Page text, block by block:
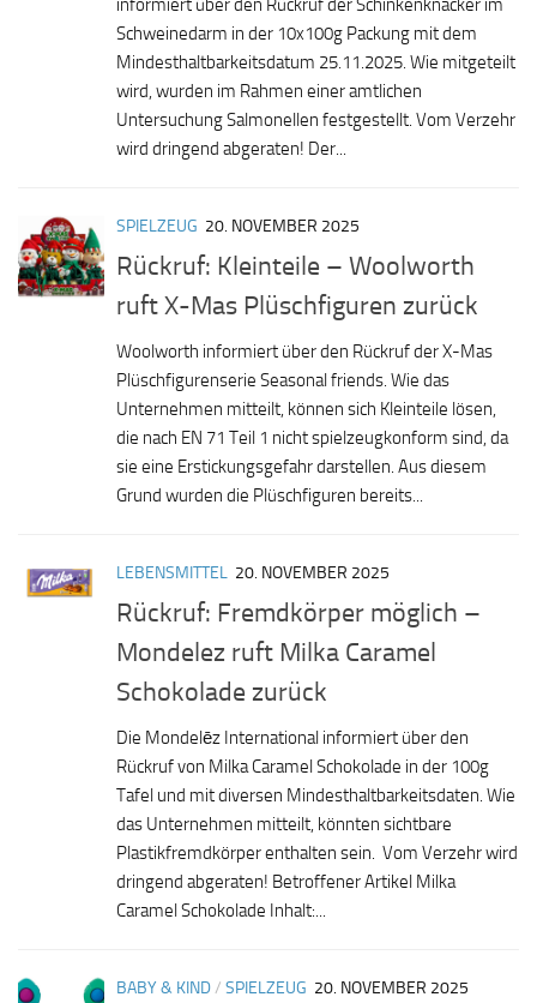
informiert über den Rückruf der Schinkenknacker im
Schweinedarm in der 10x100g Packung mit dem
Mindesthaltbarkeitsdatum 25.11.2025. Wie mitgeteilt
wird, wurden im Rahmen einer amtlichen
Untersuchung Salmonellen festgestellt. Vom Verzehr
wird dringend abgeraten! Der...
SPIELZEUG 20. NOVEMBER 2025
Rückruf: Kleinteile – Woolworth
ruft X-Mas Plüschfiguren zurück
Woolworth informiert über den Rückruf der X-Mas
Plüschfigurenserie Seasonal friends. Wie das
Unternehmen mitteilt, können sich Kleinteile lösen,
die nach EN 71 Teil 1 nicht spielzeugkonform sind, da
sie eine Erstickungsgefahr darstellen. Aus diesem
Grund wurden die Plüschfiguren bereits...
LEBENSMITTEL 20. NOVEMBER 2025
Rückruf: Fremdkörper möglich –
Mondelez ruft Milka Caramel
Schokolade zurück
Die Mondelēz International informiert über den
Rückruf von Milka Caramel Schokolade in der 100g
Tafel und mit diversen Mindesthaltbarkeitsdaten. Wie
das Unternehmen mitteilt, könnten sichtbare
Plastikfremdkörper enthalten sein. Vom Verzehr wird
dringend abgeraten! Betroffener Artikel Milka
Caramel Schokolade Inhalt:...
BABY & KIND/ SPIELZEUG 20. NOVEMBER 2025